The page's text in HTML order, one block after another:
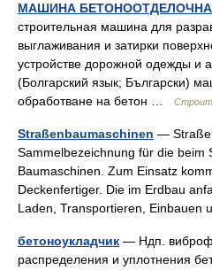
МАШИНА
строительная машина для
выглаживания и затирки
устройстве дорожной одежды и
(Болгарский язык; Български)
обработване на бетон …
Straßenbaumaschinen —
Sammelbezeichnung für die beim
Baumaschinen. Zum Einsatz
Deckenfertiger. Die im Erdbau
Laden, Transportieren,
бетоноукладчик — Ндп.
распределения и уплотнения